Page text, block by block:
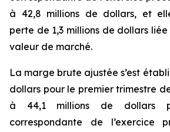
à 42,8 millions de dollars, et
perte de 1,3 millions de dollars
valeur de marché.
La marge brute ajustée s’est
dollars pour le premier trimestre
à 44,1 millions de dollars
correspondante de l’exercice